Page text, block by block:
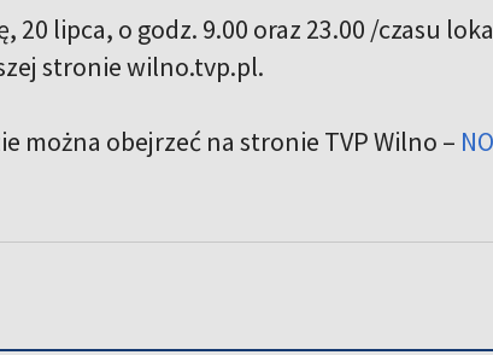
20 lipca, o godz. 9.00 oraz 23.00 /czasu
stronie wilno.tvp.pl.
można obejrzeć na stronie TVP Wilno –